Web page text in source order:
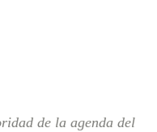
de la agenda del